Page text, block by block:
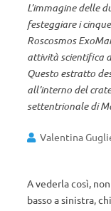
L’immagine delle
festeggiare i
Roscosmos
attività scientifica
Questo estratto
all’interno del
settentrionale di
Valentina
A vederla così,
basso a sinistra,